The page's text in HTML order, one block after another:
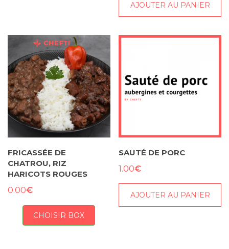
AJOUTER AU PANIER
FRICASSÉE DE
CHATROU, RIZ
HARICOTS ROUGES
0.00€
CHOISIR BOX
SAUTÉ DE PORC
1.00€
AJOUTER AU PANIER